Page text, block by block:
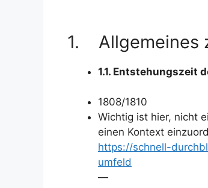
1. Allgemeines
1.1. Entstehungszeit
1808/1810
Wichtig ist hier, nicht
einen Kontext
https://schnell-
umfeld
—